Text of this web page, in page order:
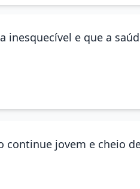
inesquecível e que a
continue jovem e cheio